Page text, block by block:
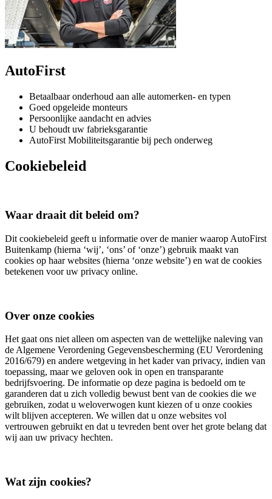
AutoFirst
Betaalbaar onderhoud aan alle automerken- en typen
Goed opgeleide monteurs
Persoonlijke aandacht en advies
U behoudt uw fabrieksgarantie
AutoFirst Mobiliteitsgarantie bij pech onderweg
Cookiebeleid
Waar draait dit beleid om?
Dit cookiebeleid geeft u informatie over de manier waarop AutoFirst
Buitenkamp (hierna ‘wij’, ‘ons’ of ‘onze’) gebruik maakt van
cookies op haar websites (hierna ‘onze website’) en wat de cookies
betekenen voor uw privacy online.
Over onze cookies
Het gaat ons niet alleen om aspecten van de wettelijke naleving van
de Algemene Verordening Gegevensbescherming (EU Verordening
2016/679) en andere wetgeving in het kader van privacy, indien van
toepassing, maar we geloven ook in open en transparante
bedrijfsvoering. De informatie op deze pagina is bedoeld om te
garanderen dat u zich volledig bewust bent van de cookies die we
gebruiken, zodat u weloverwogen kunt kiezen of u onze cookies
wilt blijven accepteren. We willen dat u onze websites vol
vertrouwen gebruikt en dat u tevreden bent over het grote belang dat
wij aan uw privacy hechten.
Wat zijn cookies?